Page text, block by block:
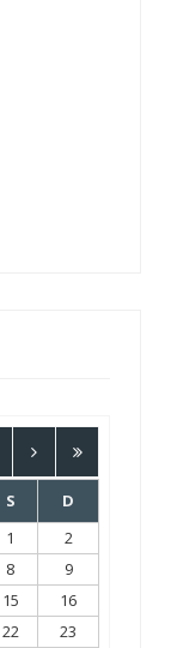
S
D
1
2
8
9
15
16
22
23